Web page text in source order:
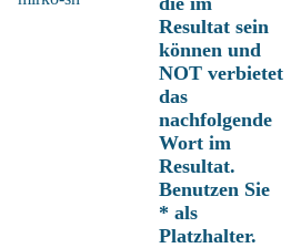
Resultat sein
können und
NOT verbietet
das
nachfolgende
Wort im
Resultat.
Benutzen Sie
* als
Platzhalter.